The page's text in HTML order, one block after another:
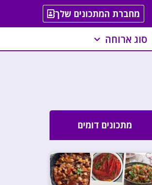
מחברת המתכונים שלך
סוג ארוחה
מתכונים דומים